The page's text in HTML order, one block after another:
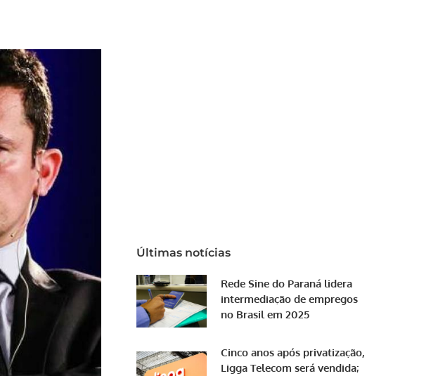
Últimas notícias
Rede Sine do Paraná lidera
intermediação de empregos
no Brasil em 2025
Cinco anos após privatização,
Ligga Telecom será vendida;